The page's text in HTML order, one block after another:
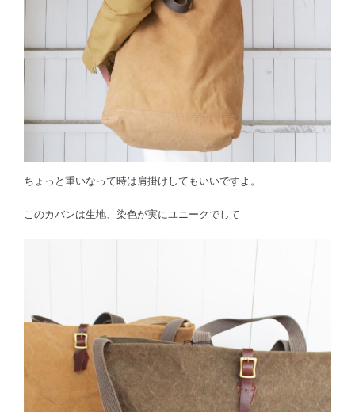
ちょっと重いなって時は肩掛けしてもいいですよ。
このカバンは生地、染色が実にユニークでして